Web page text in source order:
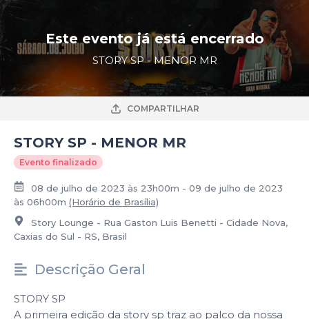
Este evento já está encerrado
STORY SP - MENOR MR
COMPARTILHAR
STORY SP - MENOR MR
Evento finalizado
08 de julho de 2023 às 23h00m - 09 de julho de 2023
às 06h00m (Horário de Brasília)
Story Lounge - Rua Gaston Luis Benetti - Cidade Nova,
Caxias do Sul - RS, Brasil
Descrição Geral
STORY SP
A primeira edição da story sp traz ao palco da nossa